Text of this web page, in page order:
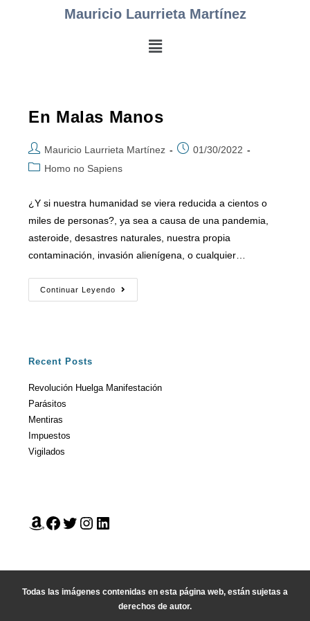
Mauricio Laurrieta Martínez
En Malas Manos
Mauricio Laurrieta Martínez
01/30/2022
Homo no Sapiens
¿Y si nuestra humanidad se viera reducida a cientos o
miles de personas?, ya sea a causa de una pandemia,
asteroide, desastres naturales, nuestra propia
contaminación, invasión alienígena, o cualquier…
Continuar Leyendo
Recent Posts
Revolución Huelga Manifestación
Parásitos
Mentiras
Impuestos
Vigilados
Todas las imágenes contenidas en esta página web, están sujetas a
derechos de autor.